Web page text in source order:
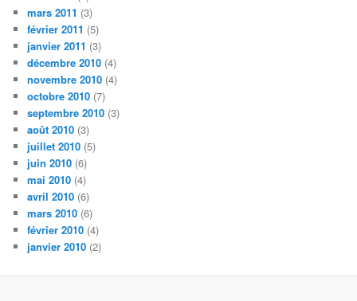
mars 2011 (3)
février 2011 (5)
janvier 2011 (3)
décembre 2010 (4)
novembre 2010 (4)
octobre 2010 (7)
septembre 2010 (3)
août 2010 (3)
juillet 2010 (5)
juin 2010 (6)
mai 2010 (4)
avril 2010 (6)
mars 2010 (6)
février 2010 (4)
janvier 2010 (2)